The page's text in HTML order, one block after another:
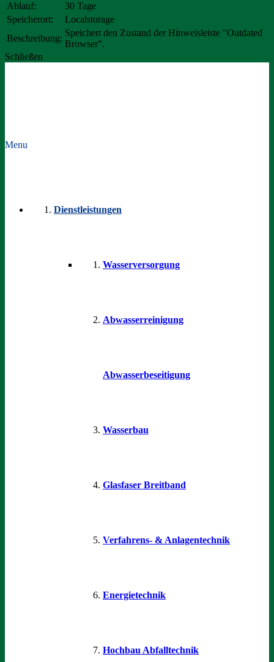
Ablauf:
30 Tage
Speicherort:
Localstorage
Beschreibung:
Speichert den Zustand der Hinweisleiste "Outdated
Browser".
Schließen
Menu
Dienstleistungen
Wasserversorgung
Abwasserreinigung
Abwasserbeseitigung
Wasserbau
Glasfaser Breitband
Verfahrens- & Anlagentechnik
Energietechnik
Hochbau Abfalltechnik